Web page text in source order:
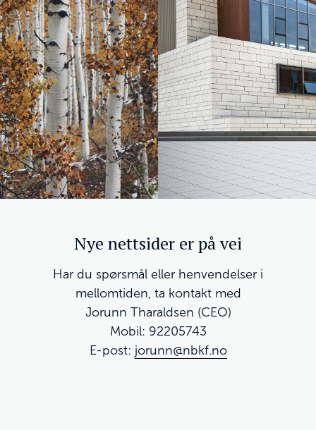
Nye nettsider er på vei
Har du spørsmål eller henvendelser i
mellomtiden, ta kontakt med
Jorunn Tharaldsen (CEO)
Mobil: 92205743
E-post: jorunn@nbkf.no